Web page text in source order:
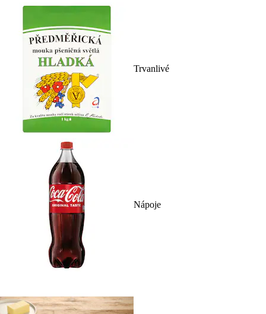
Trvanlivé
Nápoje